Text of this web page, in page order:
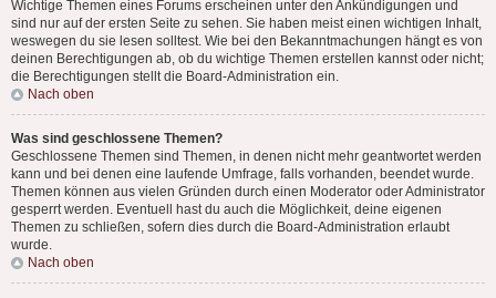
Wichtige Themen eines Forums erscheinen unter den Ankündigungen und
sind nur auf der ersten Seite zu sehen. Sie haben meist einen wichtigen Inhalt,
weswegen du sie lesen solltest. Wie bei den Bekanntmachungen hängt es von
deinen Berechtigungen ab, ob du wichtige Themen erstellen kannst oder nicht;
die Berechtigungen stellt die Board-Administration ein.
Nach oben
Was sind geschlossene Themen?
Geschlossene Themen sind Themen, in denen nicht mehr geantwortet werden
kann und bei denen eine laufende Umfrage, falls vorhanden, beendet wurde.
Themen können aus vielen Gründen durch einen Moderator oder Administrator
gesperrt werden. Eventuell hast du auch die Möglichkeit, deine eigenen
Themen zu schließen, sofern dies durch die Board-Administration erlaubt
wurde.
Nach oben